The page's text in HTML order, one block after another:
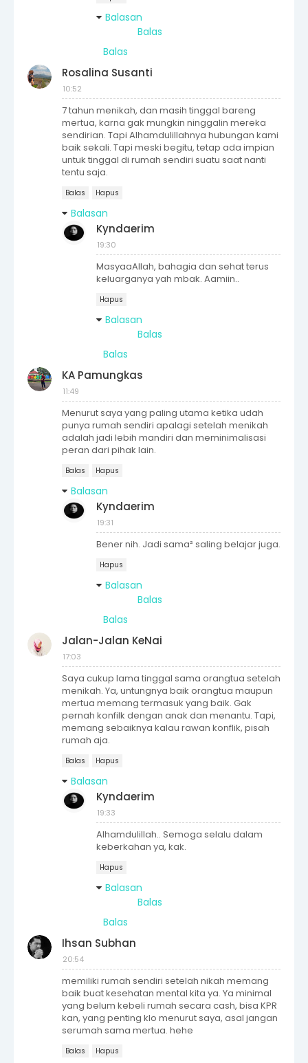
Balasan
Balas
Balas
Rosalina Susanti
10:52
7 tahun menikah, dan masih tinggal bareng
mertua, karna gak mungkin ninggalin mereka
sendirian. Tapi Alhamdulillahnya hubungan kami
baik sekali. Tapi meski begitu, tetap ada impian
untuk tinggal di rumah sendiri suatu saat nanti
tentu saja.
Balas Hapus
Balasan
Kyndaerim
19:30
MasyaaAllah, bahagia dan sehat terus
keluarganya yah mbak. Aamiin..
Hapus
Balasan
Balas
Balas
KA Pamungkas
11:49
Menurut saya yang paling utama ketika udah
punya rumah sendiri apalagi setelah menikah
adalah jadi lebih mandiri dan meminimalisasi
peran dari pihak lain.
Balas Hapus
Balasan
Kyndaerim
19:31
Bener nih. Jadi sama² saling belajar juga.
Hapus
Balasan
Balas
Balas
Jalan-Jalan KeNai
17:03
Saya cukup lama tinggal sama orangtua setelah
menikah. Ya, untungnya baik orangtua maupun
mertua memang termasuk yang baik. Gak
pernah konfilk dengan anak dan menantu. Tapi,
memang sebaiknya kalau rawan konflik, pisah
rumah aja.
Balas Hapus
Balasan
Kyndaerim
19:33
Alhamdulillah.. Semoga selalu dalam
keberkahan ya, kak.
Hapus
Balasan
Balas
Balas
Ihsan Subhan
20:54
memiliki rumah sendiri setelah nikah memang
baik buat kesehatan mental kita ya. Ya minimal
yang belum kebeli rumah secara cash, bisa KPR
kan, yang penting klo menurut saya, asal jangan
serumah sama mertua. hehe
Balas Hapus